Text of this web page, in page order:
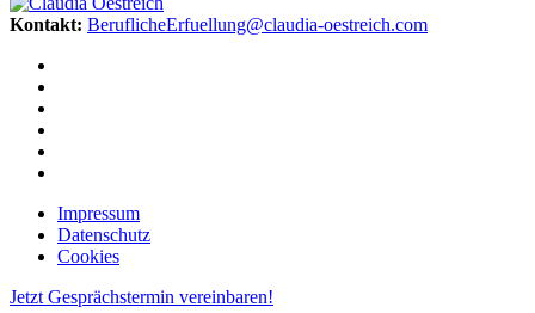
Kontakt: BeruflicheErfuellung@claudia-oestreich.com
Impressum
Datenschutz
Cookies
Jetzt Gesprächstermin vereinbaren!